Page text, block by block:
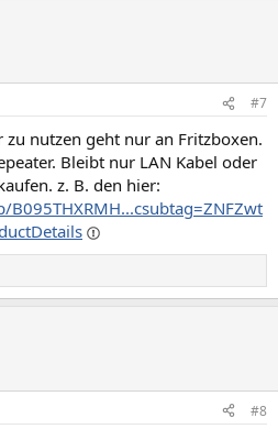
#7
zu nutzen geht nur an Fritzboxen.
Bleibt nur LAN Kabel oder
z. B. den hier:
#8